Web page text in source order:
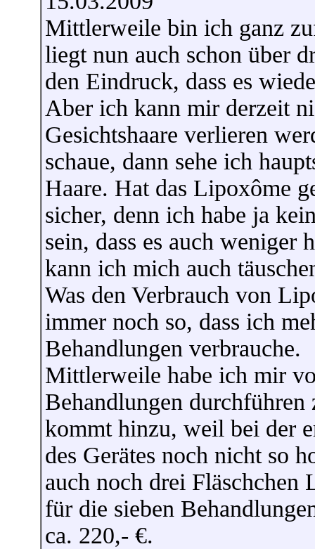
Mittlerweile bin ich ganz
liegt nun auch schon über
den Eindruck, dass es
Aber ich kann mir derzeit
Gesichtshaare verlieren
schaue, dann sehe ich
Haare. Hat das Lipoxôme
sicher, denn ich habe ja
sein, dass es auch weniger
kann ich mich auch
Was den Verbrauch von
immer noch so, dass ich
Behandlungen verbrauche.
Mittlerweile habe ich mir
Behandlungen durchführen
kommt hinzu, weil bei der
des Gerätes noch nicht so
auch noch drei Fläschchen
für die sieben
ca. 220,- €.